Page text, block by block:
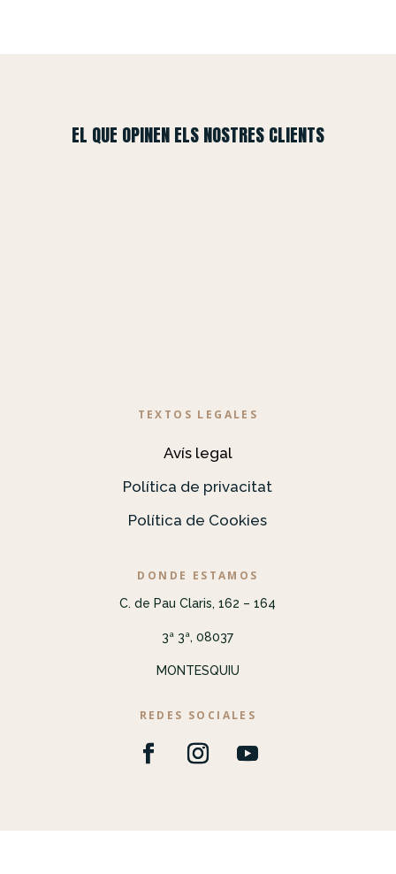
EL QUE OPINEN ELS NOSTRES CLIENTS
TEXTOS LEGALES
Avís legal
Política de privacitat
Política de Cookies
DONDE ESTAMOS
C. de Pau Claris, 162 – 164
3ª 3ª, 08037
MONTESQUIU
REDES SOCIALES